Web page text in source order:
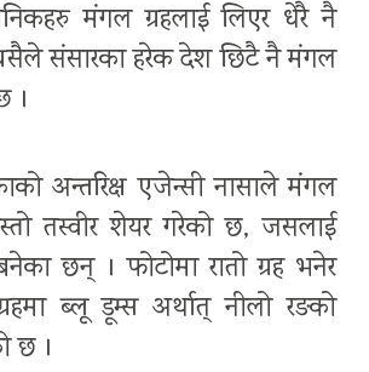
मंगल ग्रहलाई लिएर धेरै नै
संसारका हरेक देश छिटै नै मंगल
।
अन्तरिक्ष एजेन्सी नासाले मंगल
तस्वीर शेयर गरेको छ, जसलाई
छन् । फोटोमा रातो ग्रह भनेर
ब्लू डूम्स अर्थात् नीलो रङको
छ ।